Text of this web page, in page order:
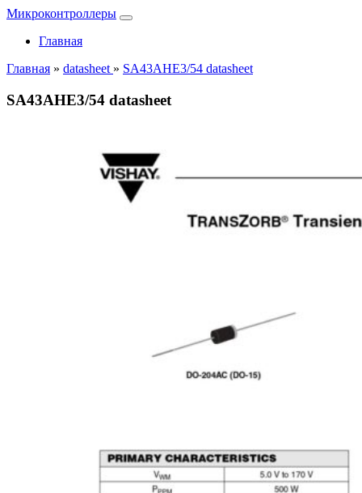
Микроконтроллеры
Главная
Главная » datasheet » SA43AHE3/54 datasheet
SA43AHE3/54 datasheet